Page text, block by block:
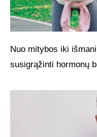
Nuo mitybos iki
susigrąžinti hormonų